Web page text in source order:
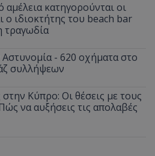
κατηγορούνται οι
ο ιδιοκτήτης του beach bar
τραγωδία
- 620 οχήματα στο
συλλήψεων
στην Κύπρο: Οι θέσεις με τους
να αυξήσεις τις απολαβές